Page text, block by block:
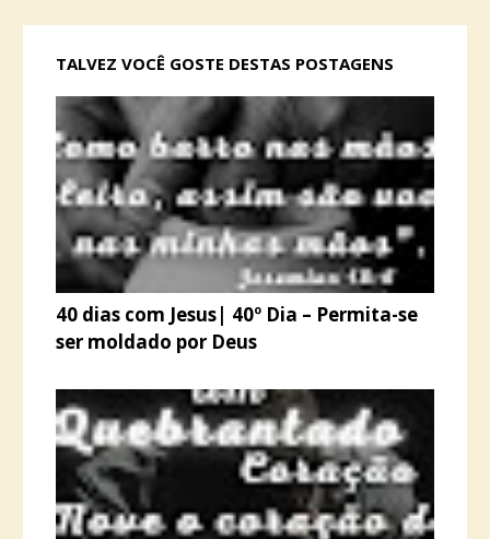
TALVEZ VOCÊ GOSTE DESTAS POSTAGENS
40 dias com Jesus| 40º Dia – Permita-se
ser moldado por Deus